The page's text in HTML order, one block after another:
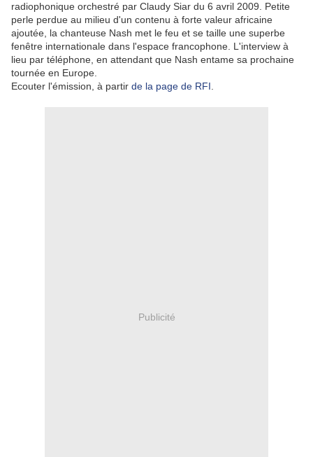
radiophonique orchestré par Claudy Siar du 6 avril 2009. Petite
perle perdue au milieu d'un contenu à forte valeur africaine
ajoutée, la chanteuse Nash met le feu et se taille une superbe
fenêtre internationale dans l'espace francophone. L'interview à
lieu par téléphone, en attendant que Nash entame sa prochaine
tournée en Europe.
Ecouter l'émission, à partir de la page de RFI
Publicité